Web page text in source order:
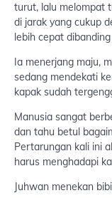
turut, lalu melompat
di jarak yang cukup
lebih cepat
Ia menerjang maju,
sedang mendekati
kapak sudah
Manusia sangat
dan tahu betul
Pertarungan kali ini
harus menghadapi
Juhwan menekan